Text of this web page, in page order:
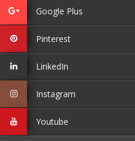
Google Plus
Pinterest
LinkedIn
Instagram
Youtube